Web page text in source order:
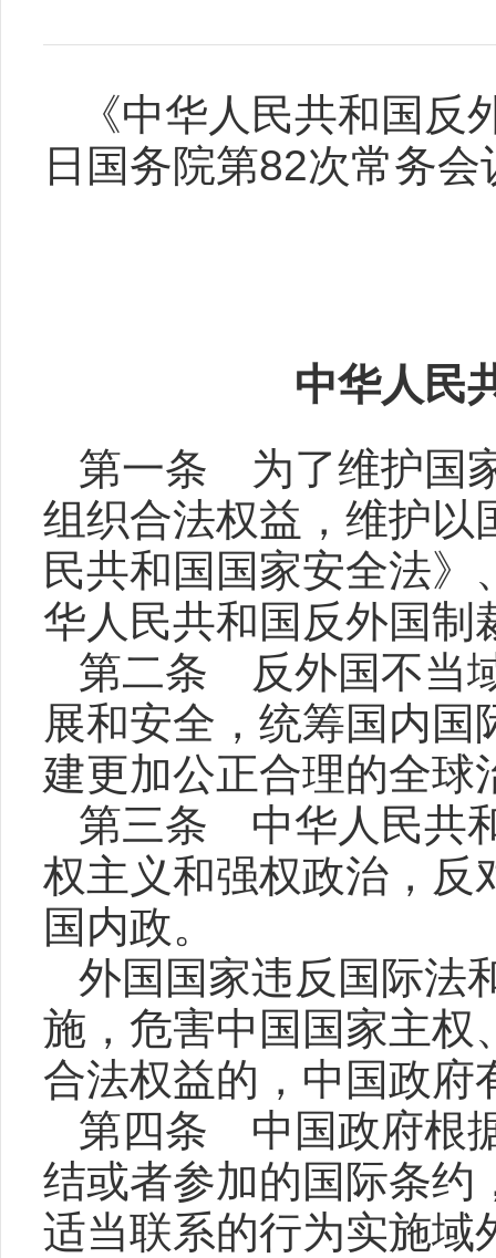
《中华人民共和国
日国务院第82次常务
中华人民
第一条 为了维护国
组织合法权益，维护以
民共和国国家安全法
华人民共和国反外国制
第二条 反外国不当
展和安全，统筹国内
建更加公正合理的全球
第三条 中华人民共
权主义和强权政治，反
国内政。
外国国家违反国际法
施，危害中国国家主权
合法权益的，中国政府
第四条 中国政府根
结或者参加的国际条约
适当联系的行为实施域